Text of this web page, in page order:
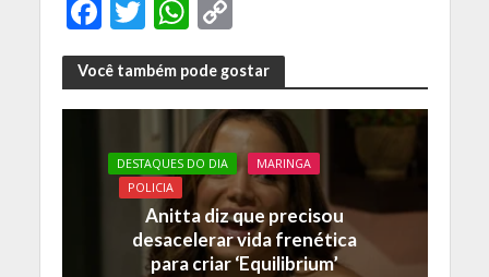
F
ac
e
b
o
o
T
w
itt
er
W
h
at
s
A
p
p
C
o
p
y
Li
n
k
Você também pode gostar
DESTAQUES DO DIA
MARINGA
POLICIA
Anitta diz que precisou
desacelerar vida frenética
para criar ‘Equilibrium’